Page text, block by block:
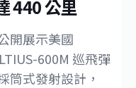
440 公里
開展示美國
600M 巡飛彈
筒式發射設計，